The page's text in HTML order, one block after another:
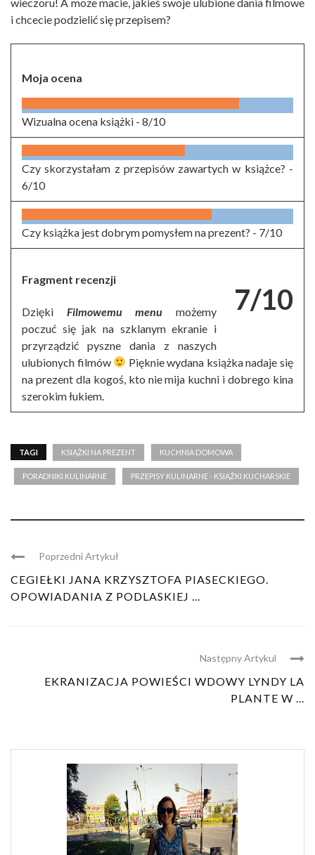
i chcecie podzielić się przepisem?
Moja ocena
Wizualna ocena książki - 8/10
Czy skorzystałam z przepisów zawartych w książce? -
6/10
Czy książka jest dobrym pomysłem na prezent? - 7/10
7/10
Fragment recenzji
Dzięki Filmowemu menu możemy
poczuć się jak na szklanym ekranie i
przyrządzić pyszne dania z naszych
ulubionych filmów
Pięknie wydana książka nadaje się
na prezent dla kogoś, kto nie mija kuchni i dobrego kina
szerokim łukiem.
TAGI KSIĄŻKI NA PREZENT KUCHNIA DOMOWA
PORADNIKI KULINARNE PRZEPISY KULINARNE - KSIĄŻKI KUCHARSKIE
Poprzedni Artykuł
CEGIEŁKI JANA KRZYSZTOFA PIASECKIEGO.
OPOWIADANIA Z PODLASKIEJ ...
Następny Artykul
EKRANIZACJA POWIEŚCI WDOWY LYNDY LA
PLANTE W ...